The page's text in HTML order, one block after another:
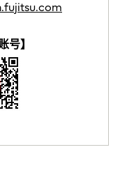
号】